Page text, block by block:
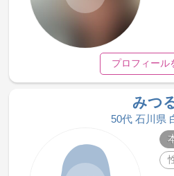
プロフィール
みつ
50代 石川県